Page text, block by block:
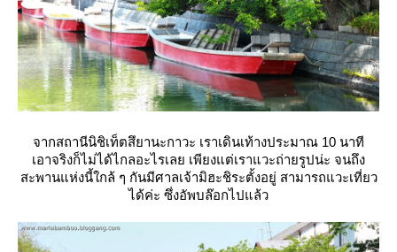
จากสถานีนิชิเท็ตสึยานะกาวะ เราเดินเท้างประมาณ 10 นาที
เอาจริงก็ไม่ได้ไกลอะไรเลย เพียงแต่เราแวะถ่ายรูปน่ะ จนถึง
สะพานแห่งนี้ใกล้ ๆ กันมีศาลเจ้ามิฮะชิระตั้งอยู่ สามารถแวะเที่ยว
ได้ค่ะ ซึ่งอัพบล๊อกไปแล้ว